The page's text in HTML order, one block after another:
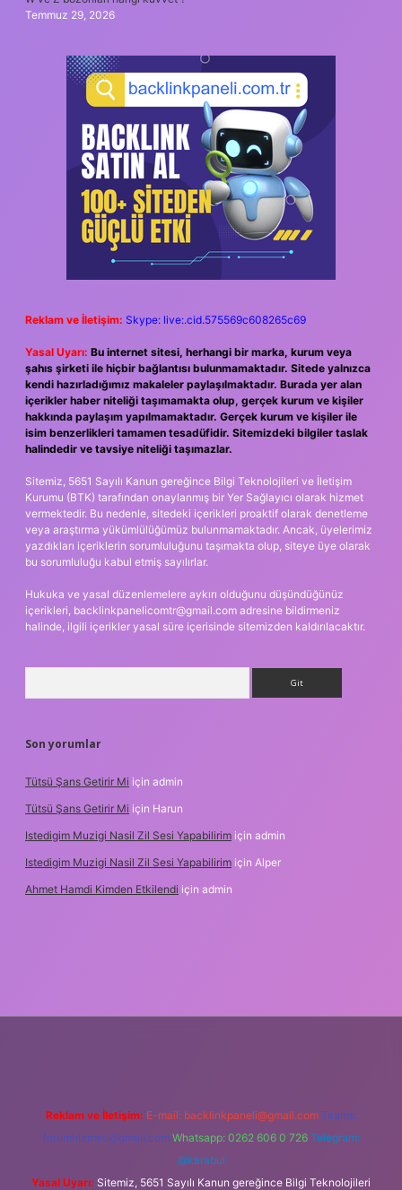
Temmuz 29, 2026
Reklam ve İletişim: Skype: live:.cid.575569c608265c69
Yasal Uyarı: Bu internet sitesi, herhangi bir marka, kurum veya
şahıs şirketi ile hiçbir bağlantısı bulunmamaktadır. Sitede yalnızca
kendi hazırladığımız makaleler paylaşılmaktadır. Burada yer alan
içerikler haber niteliği taşımamakta olup, gerçek kurum ve kişiler
hakkında paylaşım yapılmamaktadır. Gerçek kurum ve kişiler ile
isim benzerlikleri tamamen tesadüfidir. Sitemizdeki bilgiler taslak
halindedir ve tavsiye niteliği taşımazlar.
Sitemiz, 5651 Sayılı Kanun gereğince Bilgi Teknolojileri ve İletişim
Kurumu (BTK) tarafından onaylanmış bir Yer Sağlayıcı olarak hizmet
vermektedir. Bu nedenle, sitedeki içerikleri proaktif olarak denetleme
veya araştırma yükümlülüğümüz bulunmamaktadır. Ancak, üyelerimiz
yazdıkları içeriklerin sorumluluğunu taşımakta olup, siteye üye olarak
bu sorumluluğu kabul etmiş sayılırlar.
Hukuka ve yasal düzenlemelere aykırı olduğunu düşündüğünüz
içerikleri, backlinkpanelicomtr@gmail.com adresine bildirmeniz
halinde, ilgili içerikler yasal süre içerisinde sitemizden kaldırılacaktır.
Son yorumlar
Tütsü Şans Getirir Mi için admin
Tütsü Şans Getirir Mi için Harun
Istedigim Muzigi Nasil Zil Sesi Yapabilirim için admin
Istedigim Muzigi Nasil Zil Sesi Yapabilirim için Alper
Ahmet Hamdi Kimden Etkilendi için admin
Reklam ve İletişim: E-mail: backlinkpaneli@gmail.com Teams:
forumhizmeti@gmail.com Whatsapp: 0262 606 0 726 Telegram:
@karabul
Yasal Uyarı: Sitemiz, 5651 Sayılı Kanun gereğince Bilgi Teknolojileri